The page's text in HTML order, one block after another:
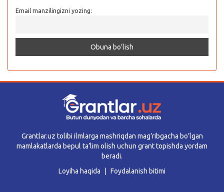
Email manzilingizni yozing:
Grantlar.uz tolibi ilmlarga mashriqdan mag’ribgacha bo’lgan
mamlakatlarda bepul ta’lim olish uchun grant topishda yordam
beradi.
Loyiha haqida
Foydalanish bitimi